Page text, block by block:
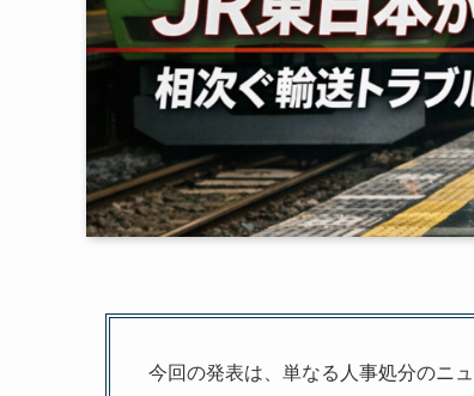
今回の発表は、単なる人事処分のニ